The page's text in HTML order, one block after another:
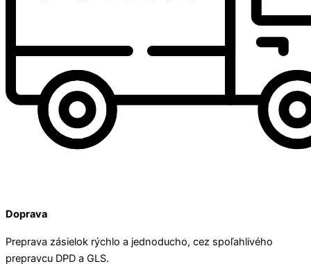
Doprava
Preprava zásielok rýchlo a jednoducho, cez spoľahlivého
prepravcu DPD a GLS.